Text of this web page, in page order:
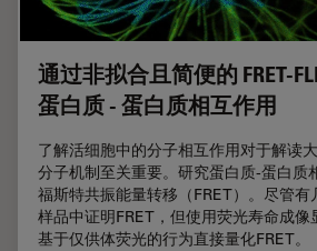
通过非拟合且简便的 FRET-
蛋白质 - 蛋白质相互作用
了解活细胞中的分子相互作用对于解读
分子机制至关重要。研究蛋白质-蛋白质
福斯特共振能量转移（FRET）。尽管有
样品中证明FRET，但使用荧光寿命成
基于仅供体荧光的行为直接量化FRET。